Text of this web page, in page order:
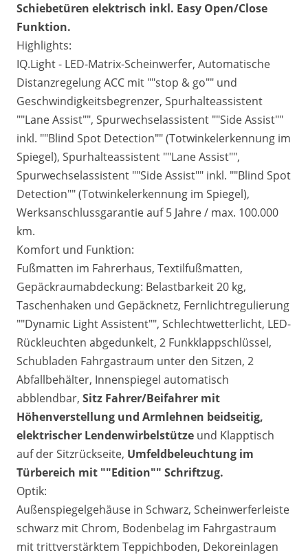
Schiebetüren elektrisch inkl. Easy Open/Close
Funktion.
Highlights:
IQ.Light - LED-Matrix-Scheinwerfer, Automatische
Distanzregelung ACC mit ""stop & go"" und
Geschwindigkeitsbegrenzer, Spurhalteassistent
""Lane Assist"", Spurwechselassistent ""Side Assist""
inkl. ""Blind Spot Detection"" (Totwinkelerkennung im
Spiegel), Spurhalteassistent ""Lane Assist"",
Spurwechselassistent ""Side Assist"" inkl. ""Blind Spot
Detection"" (Totwinkelerkennung im Spiegel),
Werksanschlussgarantie auf 5 Jahre / max. 100.000
km.
Komfort und Funktion:
Fußmatten im Fahrerhaus, Textilfußmatten,
Gepäckraumabdeckung: Belastbarkeit 20 kg,
Taschenhaken und Gepäcknetz, Fernlichtregulierung
""Dynamic Light Assistent"", Schlechtwetterlicht, LED-
Rückleuchten abgedunkelt, 2 Funkklappschlüssel,
Schubladen Fahrgastraum unter den Sitzen, 2
Abfallbehälter, Innenspiegel automatisch
abblendbar, Sitz Fahrer/Beifahrer mit
Höhenverstellung und Armlehnen beidseitig,
elektrischer Lendenwirbelstütze und Klapptisch
auf der Sitzrückseite, Umfeldbeleuchtung im
Türbereich mit ""Edition"" Schriftzug.
Optik:
Außenspiegelgehäuse in Schwarz, Scheinwerferleiste
schwarz mit Chrom, Bodenbelag im Fahrgastraum
mit trittverstärktem Teppichboden, Dekoreinlagen